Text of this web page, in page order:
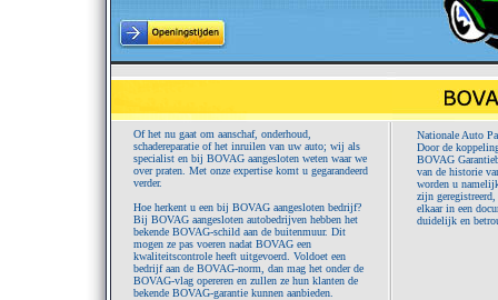
Of het nu gaat om aanschaf, onderhoud,
schadereparatie of het inruilen van uw auto; wij als
specialist en bij BOVAG aangesloten weten waar we
over praten. Met onze expertise komt u gegarandeerd
verder.
Hoe herkent u een bij BOVAG aangesloten bedrijf?
Bij BOVAG aangesloten autobedrijven hebben het
bekende BOVAG-schild aan de buitenmuur. Dit
mogen ze pas voeren nadat BOVAG een
kwaliteitscontrole heeft uitgevoerd. Voldoet een
bedrijf aan de BOVAG-norm, dan mag het onder de
BOVAG-vlag opereren en zullen ze hun klanten de
bekende BOVAG-garantie kunnen aanbieden.
Nationale Auto
Door de
BOVAG
van de historie
worden u
zijn
elkaar in een
duidelijk en